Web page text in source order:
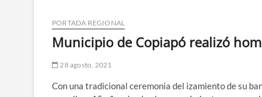
PORTADA REGIONAL
Municipio de Copiapó realizó
28 agosto, 2021
Con una tradicional ceremonia del izamiento de su